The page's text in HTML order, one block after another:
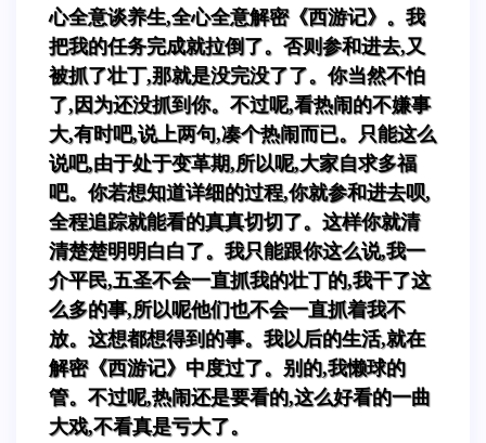
心全意谈养生,全心全意解密《西游记》。我
把我的任务完成就拉倒了。否则参和进去,又
被抓了壮丁,那就是没完没了了。你当然不怕
了,因为还没抓到你。不过呢,看热闹的不嫌事
大,有时吧,说上两句,凑个热闹而已。只能这么
说吧,由于处于变革期,所以呢,大家自求多福
吧。你若想知道详细的过程,你就参和进去呗,
全程追踪就能看的真真切切了。这样你就清
清楚楚明明白白了。我只能跟你这么说,我一
介平民,五圣不会一直抓我的壮丁的,我干了这
么多的事,所以呢他们也不会一直抓着我不
放。这想都想得到的事。我以后的生活,就在
解密《西游记》中度过了。别的,我懒球的
管。不过呢,热闹还是要看的,这么好看的一曲
大戏,不看真是亏大了。